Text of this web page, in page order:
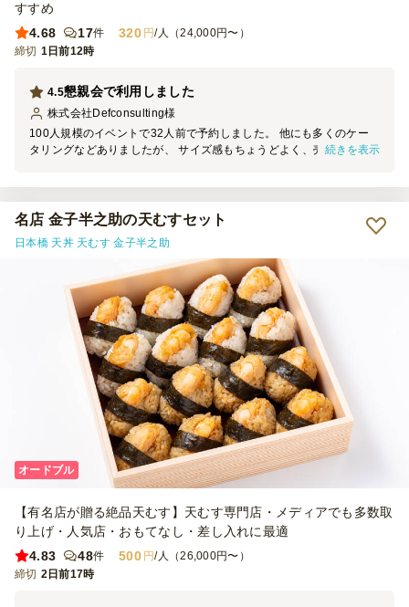
すすめ
4.68
17件 320 円/人（24,000円〜）
締切 1日前12時
懇親会で利用しました
4.5
株式会社Defconsulting様
100人規模のイベントで32人前で予約しました。 他にも多くのケー
タリングなどありましたが、 サイズ感もちょうどよく、売り切れて
続きを表示
名店 金子半之助の天むすセット
日本橋 天丼 天むす 金子半之助
オードブル
【有名店が贈る絶品天むす】天むす専門店・メディアでも多数取
り上げ・人気店・おもてなし・差し入れに最適
4.83
48件 500 円/人（26,000円〜）
締切 2日前17時